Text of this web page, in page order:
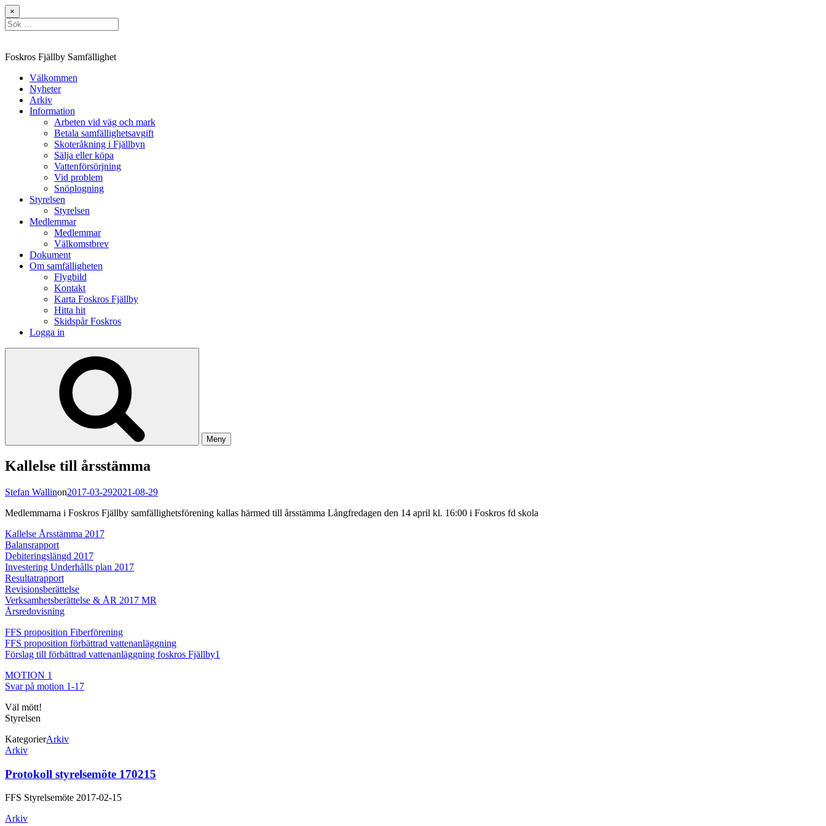
Hoppa
till
innehåll
×
Sök
efter:
Foskros Fjällby Samfällighet
Välkommen
Nyheter
Arkiv
Information
Arbeten vid väg och mark
Betala samfällighetsavgift
Skoteråkning i Fjällbyn
Sälja eller köpa
Vattenförsörjning
Vid problem
Snöplogning
Styrelsen
Styrelsen
Medlemmar
Medlemmar
Välkomstbrev
Dokument
Om samfälligheten
Flygbild
Kontakt
Karta Foskros Fjällby
Hitta hit
Skidspår Foskros
Logga in
Meny
Kallelse till årsstämma
Stefan Wallinon2017-03-292021-08-29
Medlemmarna i Foskros Fjällby samfällighetsförening kallas härmed till årsstämma Långfredagen den 14 april kl. 16:00 i Foskros fd skola
Kallelse Årsstämma 2017
Balansrapport
Debiteringslängd 2017
Investering Underhålls plan 2017
Resultatrapport
Revisionsberättelse
Verksamhetsberättelse & ÅR 2017 MR
Årsredovisning
FFS proposition Fiberförening
FFS proposition förbättrad vattenanläggning
Förslag till förbättrad vattenanläggning foskros Fjällby1
MOTION 1
Svar på motion 1-17
Väl mött!
Styrelsen
KategorierArkiv
Inläggsnavigering
Arkiv
Protokoll styrelsemöte 170215
FFS Styrelsemöte 2017-02-15
Arkiv